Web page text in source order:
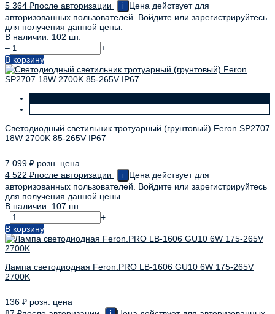
5 364 ₽после авторизации i
Цена действует для
авторизованных пользователей. Войдите или зарегистрируйтесь
для получения данной цены.
В наличии: 102 шт.
–
+
В корзину
Светодиодный светильник тротуарный (грунтовый) Feron SP2707
18W 2700K 85-265V IP67
7 099 ₽ розн. цена
4 522 ₽после авторизации i
Цена действует для
авторизованных пользователей. Войдите или зарегистрируйтесь
для получения данной цены.
В наличии: 107 шт.
–
+
В корзину
Лампа светодиодная Feron.PRO LB-1606 GU10 6W 175-265V
2700K
136 ₽ розн. цена